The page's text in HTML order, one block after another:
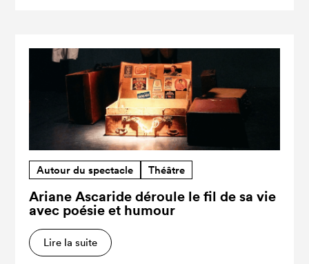
Autour du spectacle Théâtre
Ariane Ascaride déroule le fil de sa vie
avec poésie et humour
Lire la suite